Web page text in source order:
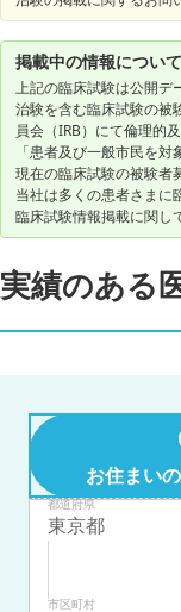
掲載中の情報につい
上記の臨床試験は公開デ
治験を含む臨床試験の被
員会（IRB）にて倫理的
「患者及び一般市民を
現在の臨床試験の被験者
当社は多くの患者さまに
臨床試験情報掲載に関し
実績のある
お住まい
都道府県
市区町村